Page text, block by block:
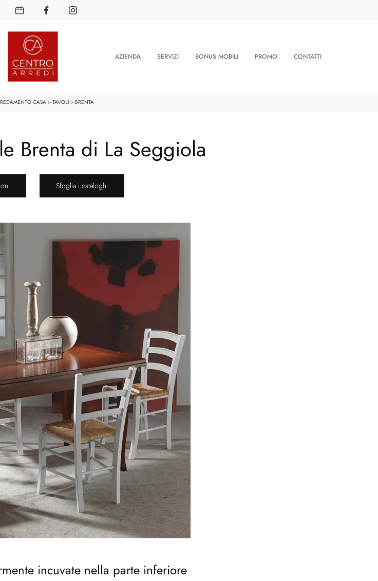
AZIENDA SERVIZI BONUS MOBILI PROMO CONTATTI
CASA> TAVOLI > BRENTA
Brenta di La Seggiola
Sfoglia i cataloghi
incuvate nella parte inferiore